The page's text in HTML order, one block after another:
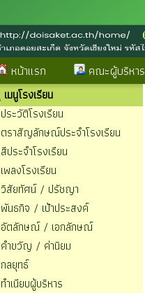
หน้าแรก คณะผู้บริหาร
เมนูโรงเรียน
ประวัติโรงเรียน
ตราสัญลักษณ์ประจำโรงเรียน
สีประจำโรงเรียน
เพลงโรงเรียน
วิสัยทัศน์ / ปรัชญา
พันธกิจ / เป้าประสงค์
อัตลักษณ์ / เอกลักษณ์
คำขวัญ / ค่านิยม
กลยุทธ์
ทำเนียบผู้บริหาร